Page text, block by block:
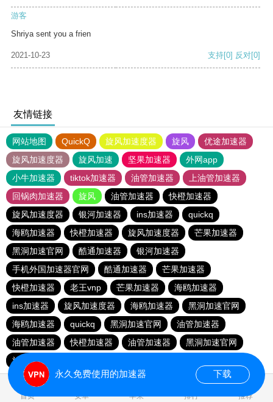
游客
Shriya sent you a frien
2021-10-23 支持[0] 反对[0]
友情链接
网站地图 QuickQ 旋风加速度器 旋风
优途加速器
旋风加速度器
旋风加速 坚果加速器
外网app
小牛加速器
tiktok加速器 油管加速器
上油管加速器
回锅肉加速器
旋风 油管加速器
快橙加速器
旋风加速度器
银河加速器 ins加速器
quickq
海鸥加速器
快橙加速器 旋风加速度器
芒果加速器
黑洞加速官网
酷通加速器
银河加速器
手机外国加速器官网
酷通加速器
芒果加速器
快橙加速器
老王vnp 芒果加速器
海鸥加速器
ins加速器
旋风加速度器 海鸥加速器
黑洞加速官网
海鸥加速器
quickq 黑洞加速官网
油管加速器
油管加速器
快橙加速器 油管加速器
黑洞加速官网
旋风加速度器
首页 安卓 苹果 排行 推荐
永久免费使用的加速器 下载
0.134429s